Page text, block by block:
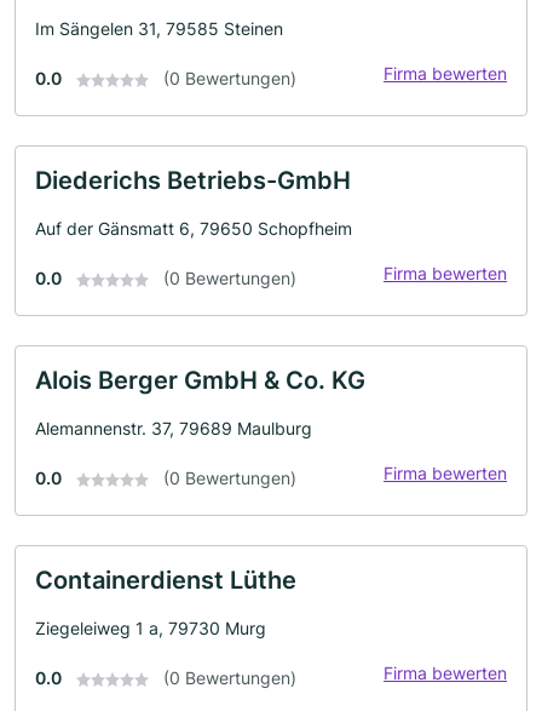
Im Sängelen 31, 79585 Steinen
0.0 (0 Bewertungen) Firma bewerten
Diederichs Betriebs-GmbH
Auf der Gänsmatt 6, 79650 Schopfheim
0.0 (0 Bewertungen) Firma bewerten
Alois Berger GmbH & Co. KG
Alemannenstr. 37, 79689 Maulburg
0.0 (0 Bewertungen) Firma bewerten
Containerdienst Lüthe
Ziegeleiweg 1 a, 79730 Murg
0.0 (0 Bewertungen) Firma bewerten